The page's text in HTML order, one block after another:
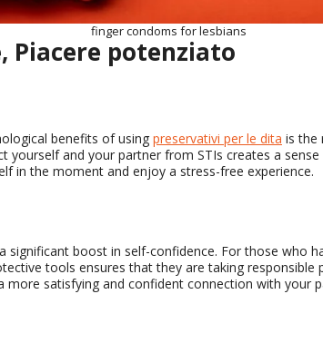
finger condoms for lesbians
Piacere potenziato
benefits of using preservativi per le dita is the
yourself and your partner from STIs creates a
in the moment and enjoy a stress-free experience.
significant boost in self-confidence. For those who
tools ensures that they are taking responsible
more satisfying and confident connection with your